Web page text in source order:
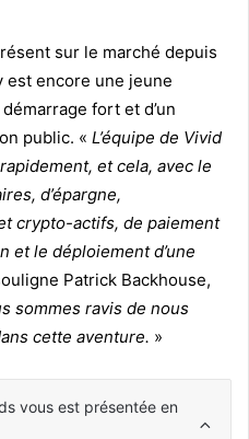
sur le marché depuis
est encore une jeune
fort et d’un
public. « L’équipe de Vivid
et cela, avec le
d’épargne,
crypto-actifs, de paiement
et le déploiement d’une
Patrick Backhouse,
sommes ravis de nous
cette aventure. »
vous est présentée en